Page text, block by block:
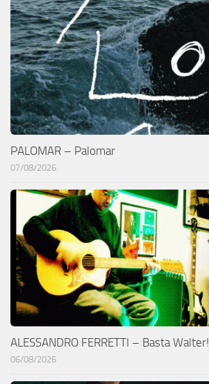
PALOMAR – Palomar
07/08/2026
ALESSANDRO FERRETTI – Basta Walter!
06/08/2026